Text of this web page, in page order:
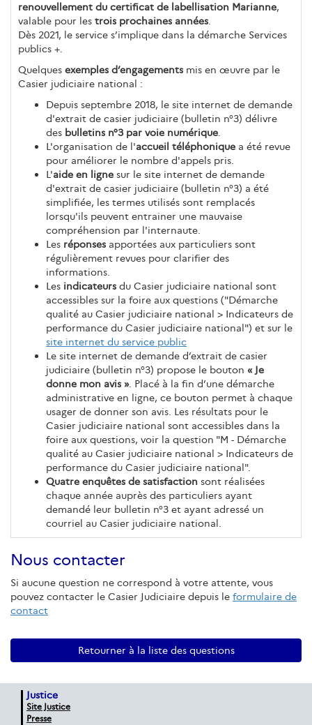
renouvellement du certificat de labellisation Marianne,
valable pour les trois prochaines années.
Dès 2021, le service s’implique dans la démarche Services
publics +.
Quelques exemples d’engagements mis en œuvre par le
Casier judiciaire national :
Depuis septembre 2018, le site internet de demande
d'extrait de casier judiciaire (bulletin n°3) délivre
des bulletins n°3 par voie numérique.
L'organisation de l'accueil téléphonique a été revue
pour améliorer le nombre d'appels pris.
L'aide en ligne sur le site internet de demande
d'extrait de casier judiciaire (bulletin n°3) a été
simplifiée, les termes utilisés sont remplacés
lorsqu'ils peuvent entrainer une mauvaise
compréhension par l'internaute.
Les réponses apportées aux particuliers sont
régulièrement revues pour clarifier des
informations.
Les indicateurs du Casier judiciaire national sont
accessibles sur la foire aux questions ("Démarche
qualité au Casier judiciaire national > Indicateurs de
performance du Casier judiciaire national") et sur le
site internet du service public
Le site internet de demande d’extrait de casier
judiciaire (bulletin n°3) propose le bouton « Je
donne mon avis ». Placé à la fin d’une démarche
administrative en ligne, ce bouton permet à chaque
usager de donner son avis. Les résultats pour le
Casier judiciaire national sont accessibles dans la
foire aux questions, voir la question "M - Démarche
qualité au Casier judiciaire national > Indicateurs de
performance du Casier judiciaire national".
Quatre enquêtes de satisfaction sont réalisées
chaque année auprès des particuliers ayant
demandé leur bulletin n°3 et ayant adressé un
courriel au Casier judiciaire national.
Nous contacter
Si aucune question ne correspond à votre attente, vous
pouvez contacter le Casier Judiciaire depuis le formulaire de
contact
Retourner à la liste des questions
Justice
Site Justice
Presse